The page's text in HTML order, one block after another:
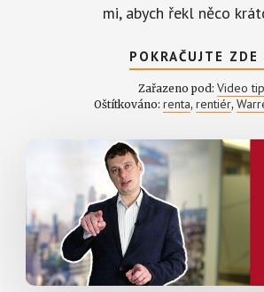
mi, abych řekl něco
POKRAČUJTE ZDE
Zařazeno pod: Video
Oštítkováno:renta,rentiér,